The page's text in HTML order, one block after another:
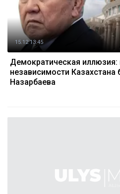
15.12 13:45
Демократическая иллюзия:
независимости Казахстана
Назарбаева